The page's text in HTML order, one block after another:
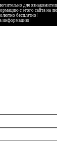
для
с этого сайта на
бесплатно!
информацию!